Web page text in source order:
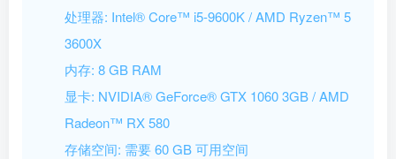
处理器: Intel® Core™ i5-9600K / AMD Ryzen™ 5
3600X
内存: 8 GB RAM
显卡: NVIDIA® GeForce® GTX 1060 3GB / AMD
Radeon™ RX 580
存储空间: 需要 60 GB 可用空间